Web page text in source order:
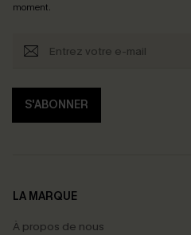
moment.
S'ABONNER
LA MARQUE
À propos de nous